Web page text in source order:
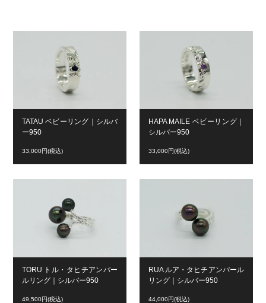
TATAU ベビーリング｜シルバ
ー950
33,000円(税込)
HAPA MAILE ベビーリング｜
シルバー950
33,000円(税込)
TORU トル・タヒチアンパー
ルリング｜シルバー950
49,500円(税込)
RUA ルア・タヒチアンパール
リング｜シルバー950
44,000円(税込)